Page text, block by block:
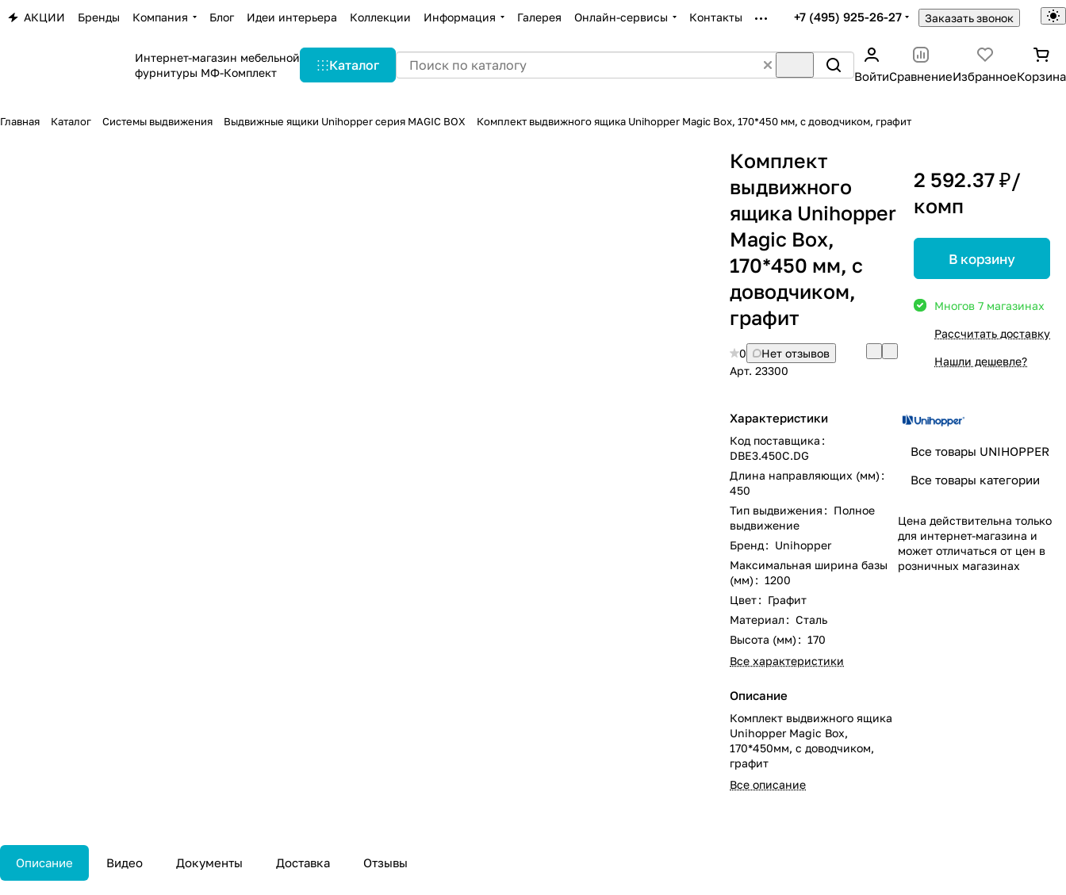
АКЦИИ Бренды Компания Блог Идеи интерьера Коллекции Информация Галерея Онлайн-сервисы Контакты +7 (495) 925-26-27 Заказать звонок
Интернет-магазин мебельной
фурнитуры МФ-Комплект
Каталог
ВойтиСравнениеИзбранноеКорзина
Главная Каталог Системы выдвижения Выдвижные ящики Unihopper серия MAGIC BOX Комплект выдвижного ящика Unihopper Magic Box, 170*450 мм, с доводчиком, графит
Комплект
выдвижного
ящика Unihopper
Magic Box,
170*450 мм, с
доводчиком,
графит
0
Нет отзывов
Арт. 23300
Характеристики
Код поставщика :
DBE3.450С.DG
Длина направляющих (мм) :
450
Тип выдвижения : Полное
выдвижение
Бренд: Unihopper
Максимальная ширина базы
(мм) : 1200
Цвет: Графит
Материал : Сталь
Высота (мм) : 170
Все характеристики
Описание
Комплект выдвижного ящика
Unihopper Magic Box,
170*450мм, с доводчиком,
графит
Все описание
2 592.37 ₽/
комп
В корзину
Многов 7 магазинах
Рассчитать доставку
Нашли дешевле?
Все товары UNIHOPPER
Все товары категории
Цена действительна только
для интернет-магазина и
может отличаться от цен в
розничных магазинах
Описание Видео Документы Доставка Отзывы